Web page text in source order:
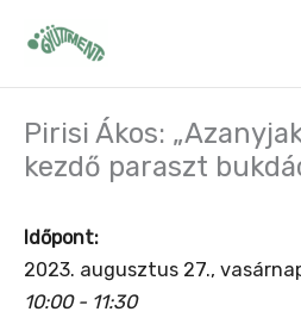
Pirisi Ákos:
kezdő paraszt
Időpont:
2023. augusztus 27.,
10:00 - 11:30